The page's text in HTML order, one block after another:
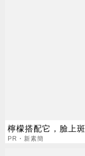
檸檬搭配它，臉上
PR・新素簡